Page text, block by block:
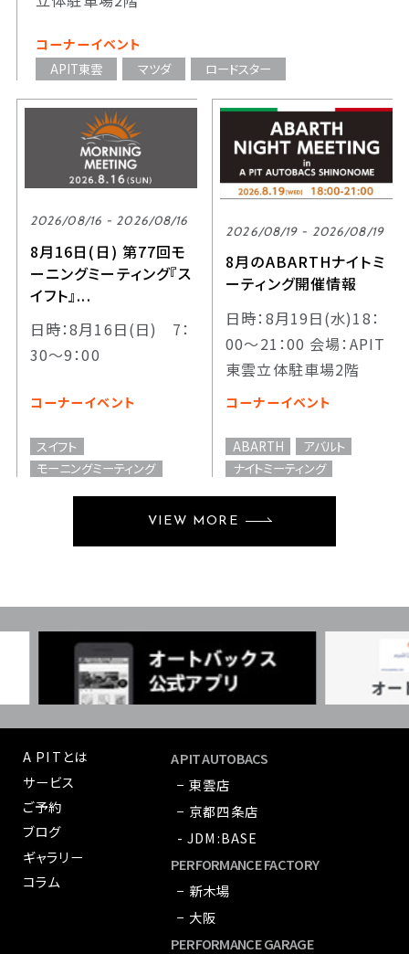
コーナーイベント
APIT東雲
マツダ ロードスター
2026/08/16 - 2026/08/16
8月16日(日) 第77回モ
ーニングミーティング『ス
イフト』...
日時：8月16日(日) 7：
30～9：00
コーナーイベント
スイフト
モーニングミーティング
2026/08/19 - 2026/08/19
8月のABARTHナイトミ
ーティング開催情報
日時：8月19日(水)18：
00～21：00 会場：APIT
東雲立体駐車場2階
コーナーイベント
ABARTH
アバルト
ナイトミーティング
VIEW MORE
A PITとは
サービス
ご予約
ブログ
ギャラリー
コラム
A PIT AUTOBACS
− 東雲店
− 京都四条店
- JDM:BASE
PERFORMANCE FACTORY
− 新木場
− 大阪
PERFORMANCE GARAGE